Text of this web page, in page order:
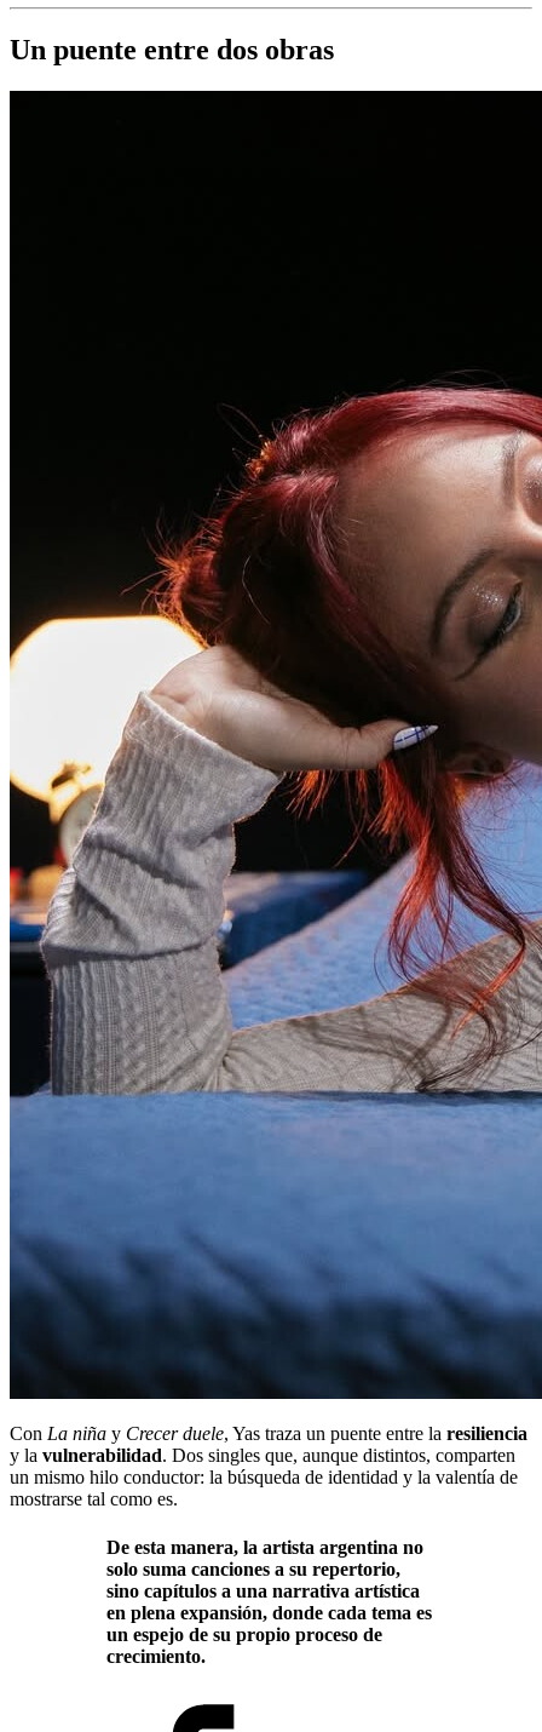
Un puente entre dos obras
Con La niña y Crecer duele, Yas traza un puente entre la resiliencia
y la vulnerabilidad. Dos singles que, aunque distintos, comparten
un mismo hilo conductor: la búsqueda de identidad y la valentía de
mostrarse tal como es.
De esta manera, la artista argentina no
solo suma canciones a su repertorio,
sino capítulos a una narrativa artística
en plena expansión, donde cada tema es
un espejo de su propio proceso de
crecimiento.